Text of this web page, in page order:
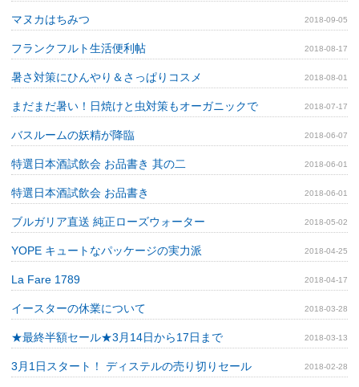
マヌカはちみつ 2018-09-05
フランクフルト生活便利帖 2018-08-17
暑さ対策にひんやり＆さっぱりコスメ 2018-08-01
まだまだ暑い！日焼けと虫対策もオーガニックで 2018-07-17
バスルームの妖精が降臨 2018-06-07
特選日本酒試飲会 お品書き 其の二 2018-06-01
特選日本酒試飲会 お品書き 2018-06-01
ブルガリア直送 純正ローズウォーター 2018-05-02
YOPE キュートなパッケージの実力派 2018-04-25
La Fare 1789 2018-04-17
イースターの休業について 2018-03-28
★最終半額セール★3月14日から17日まで 2018-03-13
3月1日スタート！ ディステルの売り切りセール 2018-02-28